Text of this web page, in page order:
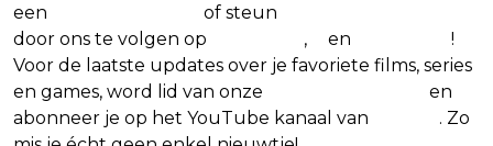
een
of steun
door ons te volgen op
, en
!
Voor de laatste updates over je favoriete films, series
en games, word lid van onze
en
abonneer je op het YouTube kanaal van
. Zo